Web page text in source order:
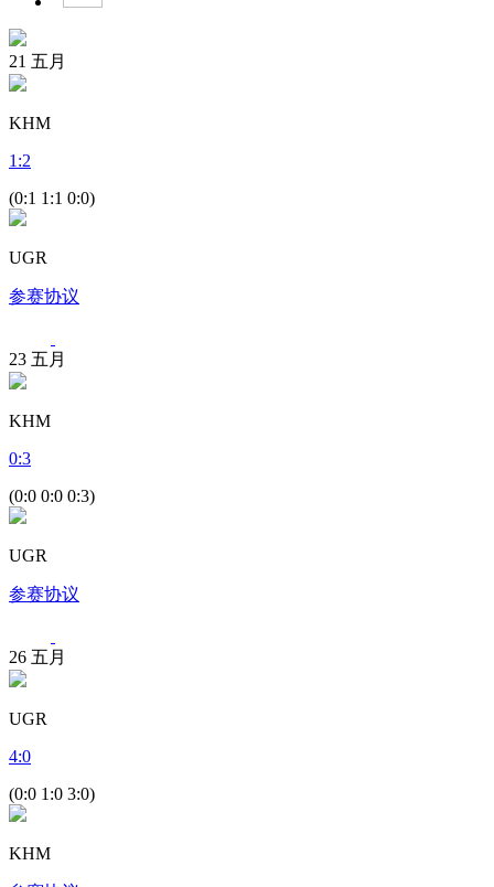
21 五月
KHM
1 :2
(0:1 1:1 0:0)
UGR
参赛协议
23 五月
KHM
0:3
(0:0 0:0 0:3)
UGR
参赛协议
26 五月
UGR
4:0
(0:0 1:0 3:0)
KHM